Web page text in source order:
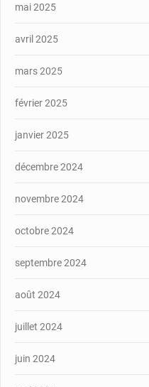
mai 2025
avril 2025
mars 2025
février 2025
janvier 2025
décembre 2024
novembre 2024
octobre 2024
septembre 2024
août 2024
juillet 2024
juin 2024